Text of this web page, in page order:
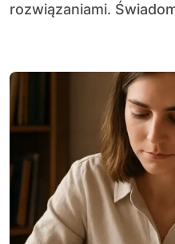
rozwiązaniami.